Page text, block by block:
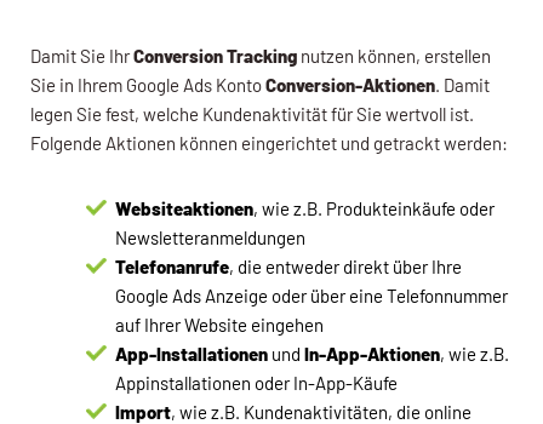
Damit Sie IhrConversion Tracking nutzen können, erstellen
Sie in Ihrem Google Ads KontoConversion-Aktionen. Damit
legen Sie fest, welche Kundenaktivität für Sie wertvoll ist.
Folgende Aktionen können eingerichtet und getrackt werden:
Websiteaktionen, wie z.B. Produkteinkäufe oder
Newsletteranmeldungen
Telefonanrufe, die entweder direkt über Ihre
Google Ads Anzeige oder über eine Telefonnummer
auf Ihrer Website eingehen
App-Installationen und In-App-Aktionen, wie z.B.
Appinstallationen oder In-App-Käufe
Import, wie z.B. Kundenaktivitäten, die online